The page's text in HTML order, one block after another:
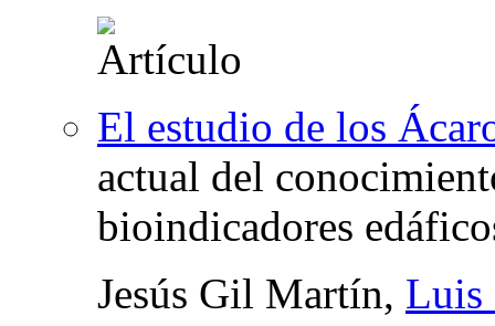
El estudio de los
actual del
bioindicadores
Jesús Gil Martín, Luis